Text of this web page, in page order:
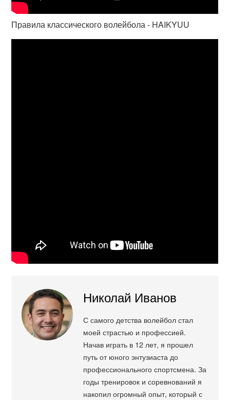
Правила классического волейбола - HAIKYUU
Николай Иванов
С самого детства волейбол стал
моей страстью и профессией.
Начав играть в 12 лет, я прошел
путь от юного энтузиаста до
профессионального спортсмена. За
годы тренировок и соревнований я
накопил огромный опыт, который с